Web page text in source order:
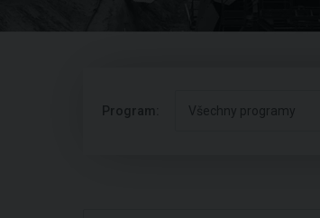
Program: Všechny programy